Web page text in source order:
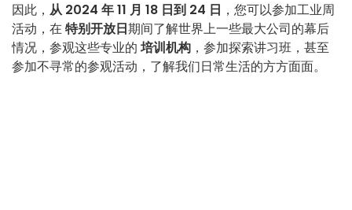
因此， 从 2024 年 11 月 18 日到 24 日 ，您可以参加工业周
活动，在特别开放日期间了解世界上一些最大公司的幕后
情况，参观这些专业的 培训机构 ，参加探索讲习班，甚至
参加不寻常的参观活动，了解我们日常生活的方方面面。